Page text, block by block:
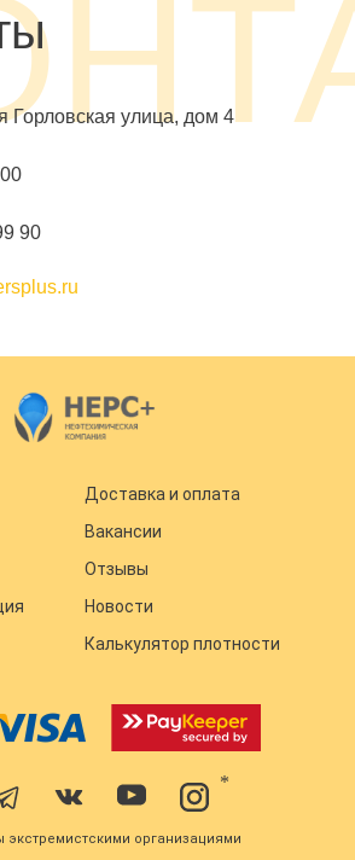
Горловская улица, дом 4
90
Доставка и оплата
Вакансии
Отзывы
Новости
Калькулятор плотности
*
экстремистскими организациями